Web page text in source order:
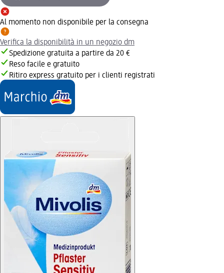
Al momento non disponibile per la consegna
Verifica la disponibilità in un negozio dm
Spedizione gratuita a partire da 20 €
Reso facile e gratuito
Ritiro express gratuito per i clienti registrati